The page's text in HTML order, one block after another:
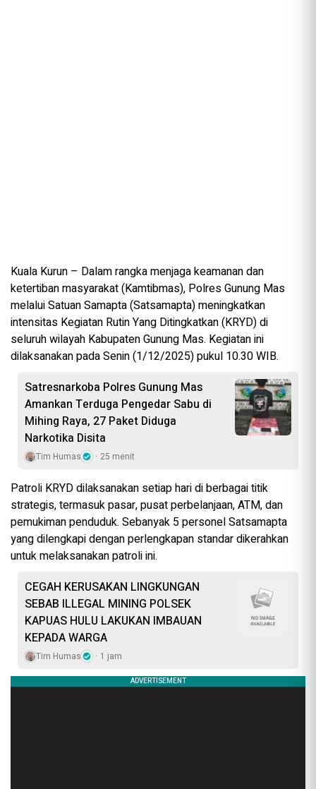
Kuala Kurun – Dalam rangka menjaga keamanan dan
ketertiban masyarakat (Kamtibmas), Polres Gunung Mas
melalui Satuan Samapta (Satsamapta) meningkatkan
intensitas Kegiatan Rutin Yang Ditingkatkan (KRYD) di
seluruh wilayah Kabupaten Gunung Mas. Kegiatan ini
dilaksanakan pada Senin (1/12/2025) pukul 10.30 WIB.
Satresnarkoba Polres Gunung Mas
Amankan Terduga Pengedar Sabu di
Mihing Raya, 27 Paket Diduga
Narkotika Disita
Tim Humas 25 menit
Patroli KRYD dilaksanakan setiap hari di berbagai titik
strategis, termasuk pasar, pusat perbelanjaan, ATM, dan
pemukiman penduduk. Sebanyak 5 personel Satsamapta
yang dilengkapi dengan perlengkapan standar dikerahkan
untuk melaksanakan patroli ini.
CEGAH KERUSAKAN LINGKUNGAN
SEBAB ILLEGAL MINING POLSEK
KAPUAS HULU LAKUKAN IMBAUAN
KEPADA WARGA
Tim Humas 1 jam